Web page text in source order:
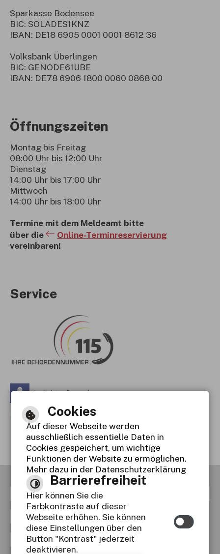
Sparkasse Bodensee
BIC: SOLADES1KNZ
IBAN: DE18 6905 0001 0001 8612 36
Volksbank Überlingen
BIC: GENODE61UBE
IBAN: DE78 6906 1800 0060 0868 00
Öffnungszeiten
Montag bis Freitag
08:00 Uhr bis 12:00 Uhr
Dienstag
14:00 Uhr bis 17:00 Uhr
Mittwoch
14:00 Uhr bis 18:00 Uhr
Termine mit dem Meldeamt bitte
über die
Online-Terminreservierung
vereinbaren!
Service
Leichte Sprache
Gebärdensprache
Barrierefreie Ansicht
RSS Inhaltsverzeichnis
Datenschutzerklärung
Erklärung zur Barrierefreiheit
Cookies
Auf dieser Webseite werden
ausschließlich essentielle Daten in
Cookies gespeichert, um wichtige
Funktionen der Website zu ermöglichen.
Mehr dazu in der Datenschutzerklärung
Barrierefreiheit
Hier können Sie die
Farbkontraste auf dieser
Webseite erhöhen. Sie können
diese Einstellungen über den
Button "Kontrast" jederzeit
deaktivieren.